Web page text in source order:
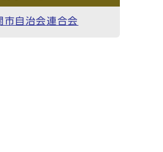
市自治会連合会